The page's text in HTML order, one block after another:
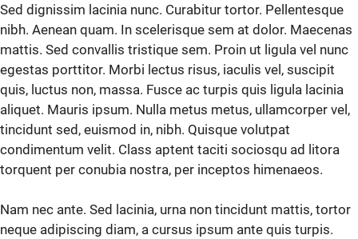
Sed dignissim lacinia nunc. Curabitur tortor. Pellentesque
nibh. Aenean quam. In scelerisque sem at dolor. Maecenas
mattis. Sed convallis tristique sem. Proin ut ligula vel nunc
egestas porttitor. Morbi lectus risus, iaculis vel, suscipit
quis, luctus non, massa. Fusce ac turpis quis ligula lacinia
aliquet. Mauris ipsum. Nulla metus metus, ullamcorper vel,
tincidunt sed, euismod in, nibh. Quisque volutpat
condimentum velit. Class aptent taciti sociosqu ad litora
torquent per conubia nostra, per inceptos himenaeos.
Nam nec ante. Sed lacinia, urna non tincidunt mattis, tortor
neque adipiscing diam, a cursus ipsum ante quis turpis.